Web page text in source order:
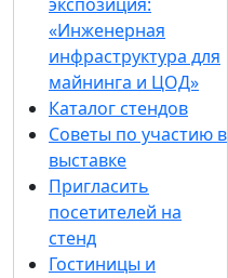
«Инженерная
инфраструктура для
майнинга и ЦОД»
Каталог стендов
Советы по участию в
выставке
Пригласить
посетителей на
стенд
Гостиницы и